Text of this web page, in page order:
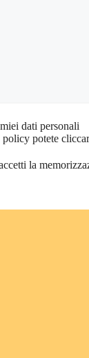
dati personali
potete
la